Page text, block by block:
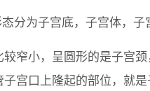
分为子宫底，子宫体，子
较窄小，呈圆形的是子宫
子宫口上隆起的部位，就